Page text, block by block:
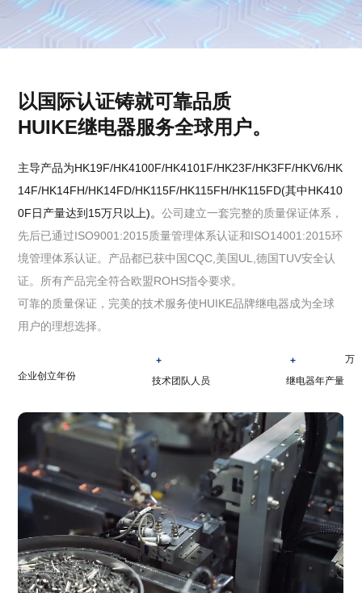
以国际认证铸就可靠品质
HUIKE继电器服务全球用户。
主导产品为HK19F/HK4100F/HK4101F/HK23F/HK3FF/HKV6/HK
14F/HK14FH/HK14FD/HK115F/HK115FH/HK115FD(其中HK410
0F日产量达到15万只以上)。公司建立一套完整的质量保证体系，
先后已通过ISO9001:2015质量管理体系认证和ISO14001:2015环
境管理体系认证。产品都已获中国CQC,美国UL,德国TUV安全认
证。所有产品完全符合欧盟ROHS指令要求。
可靠的质量保证，完美的技术服务使HUIKE品牌继电器成为全球
用户的理想选择。
企业创立年份
+
技术团队人员
+
万
继电器年产量